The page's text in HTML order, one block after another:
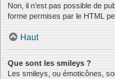
Non, il n’est pas possible de
forme permises par le HTML
Haut
Que sont les smileys ?
Les smileys, ou émoticônes,